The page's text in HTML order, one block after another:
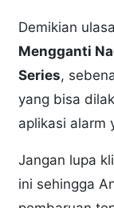
Demikian
Mengganti
Series,
yang bisa
aplikasi alarm
Jangan lupa
ini sehingga